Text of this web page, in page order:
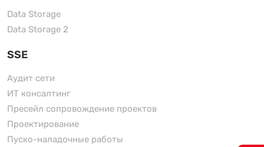
Data Storage
Data Storage 2
SSE
Аудит сети
ИТ консалтинг
Пресейл сопровождение проектов
Проектирование
Пуско-наладочные работы